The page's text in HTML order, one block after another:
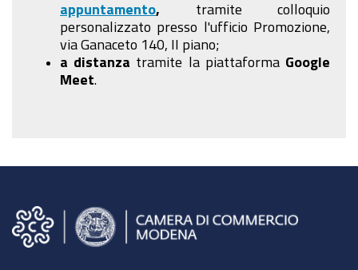
appuntamento
tramite colloquio
personalizzato presso l'ufficio Promozione,
via Ganaceto 140, II piano;
a distanza tramite la piattaforma Google
Meet